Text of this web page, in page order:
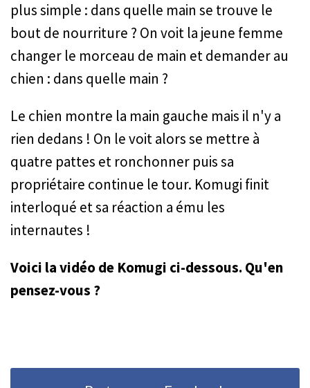
plus simple : dans quelle main se trouve le
bout de nourriture ? On voit la jeune femme
changer le morceau de main et demander au
chien : dans quelle main ?
Le chien montre la main gauche mais il n'y a
rien dedans ! On le voit alors se mettre à
quatre pattes et ronchonner puis sa
propriétaire continue le tour. Komugi finit
interloqué et sa réaction a ému les
internautes !
Voici la vidéo de Komugi ci-dessous. Qu'en
pensez-vous ?